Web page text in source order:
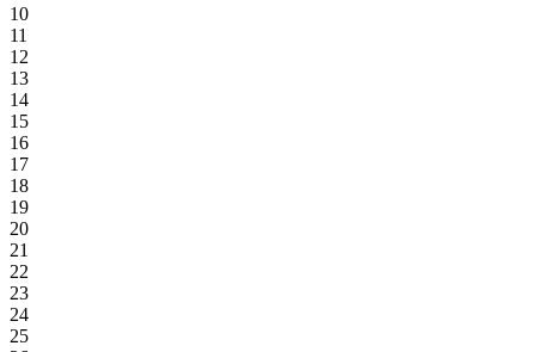
10
11
12
13
14
15
16
17
18
19
20
21
22
23
24
25